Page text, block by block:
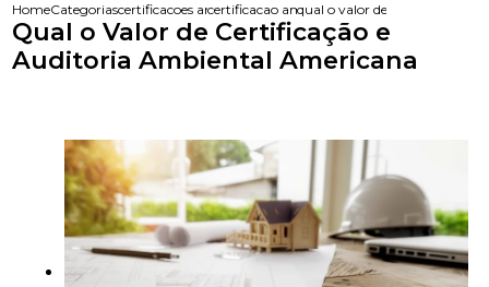
HomeCategoriascertificacoes ambientaiscertificacao ambiental em campinas
qual o valor de certificacao e
Qual o Valor de Certificação e
Auditoria Ambiental Americana